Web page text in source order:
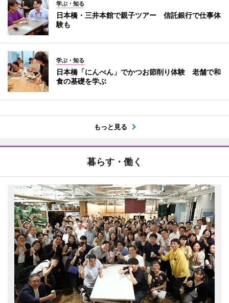
学ぶ・知る
日本橋・三井本館で親子ツアー 信託銀行で仕事体
験も
学ぶ・知る
日本橋「にんべん」でかつお節削り体験 老舗で和
食の基礎を学ぶ
もっと見る
暮らす・働く